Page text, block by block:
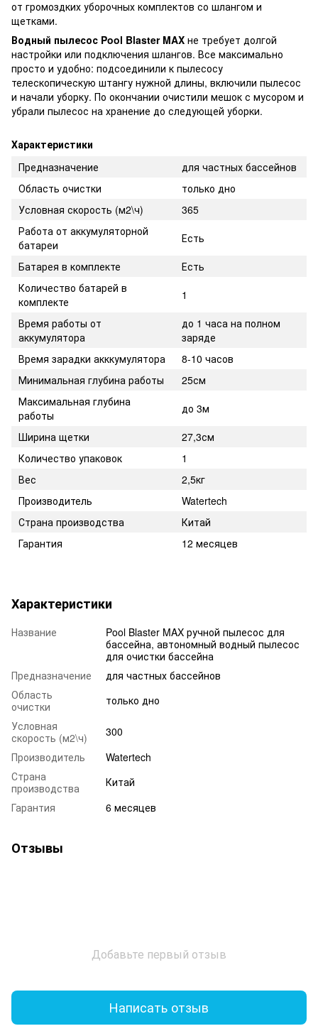
от громоздких уборочных комплектов со шлангом и
щетками.
Водный пылесос Pool Blaster MAX не требует долгой
настройки или подключения шлангов. Все максимально
просто и удобно: подсоединили к пылесосу
телескопическую штангу нужной длины, включили пылесос
и начали уборку. По окончании очистили мешок с мусором и
убрали пылесос на хранение до следующей уборки.
Характеристики
Предназначение
для частных бассейнов
Область очистки
только дно
Условная скорость (м2\ч)
365
Работа от аккумуляторной
батареи
Есть
Батарея в комплекте
Есть
Количество батарей в
комплекте
1
Время работы от
аккумулятора
до 1 часа на полном
заряде
Время зарадки акккумулятора
8-10 часов
Минимальная глубина работы
25см
Максимальная глубина
работы
до 3м
Ширина щетки
27,3см
Количество упаковок
1
Вес
2,5кг
Производитель
Watertech
Страна производства
Китай
Гарантия
12 месяцев
Характеристики
Название
Pool Blaster MAX ручной пылесос для
бассейна, автономный водный пылесос
для очистки бассейна
Предназначение
для частных бассейнов
Область
очистки
только дно
Условная
скорость (м2\ч)
300
Производитель
Watertech
Страна
производства
Китай
Гарантия
6 месяцев
Отзывы
Добавьте первый отзыв
Написать отзыв